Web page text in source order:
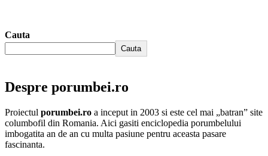
Cauta
Cauta
Despre porumbei.ro
Proiectul porumbei.ro a inceput in 2003 si este cel mai „batran” site
columbofil din Romania. Aici gasiti enciclopedia porumbelului
imbogatita an de an cu multa pasiune pentru aceasta pasare
fascinanta.